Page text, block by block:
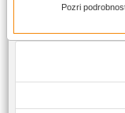
Pozri